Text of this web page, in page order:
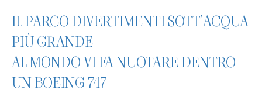
IL PARCO DIVERTIMENTI SOTT'ACQUA
PIÙ GRANDE
AL MONDO VI FA NUOTARE DENTRO
UN BOEING 747